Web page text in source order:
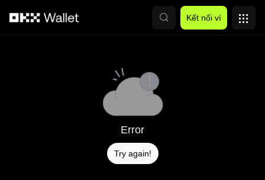
Kết nối ví
Error
Try again!